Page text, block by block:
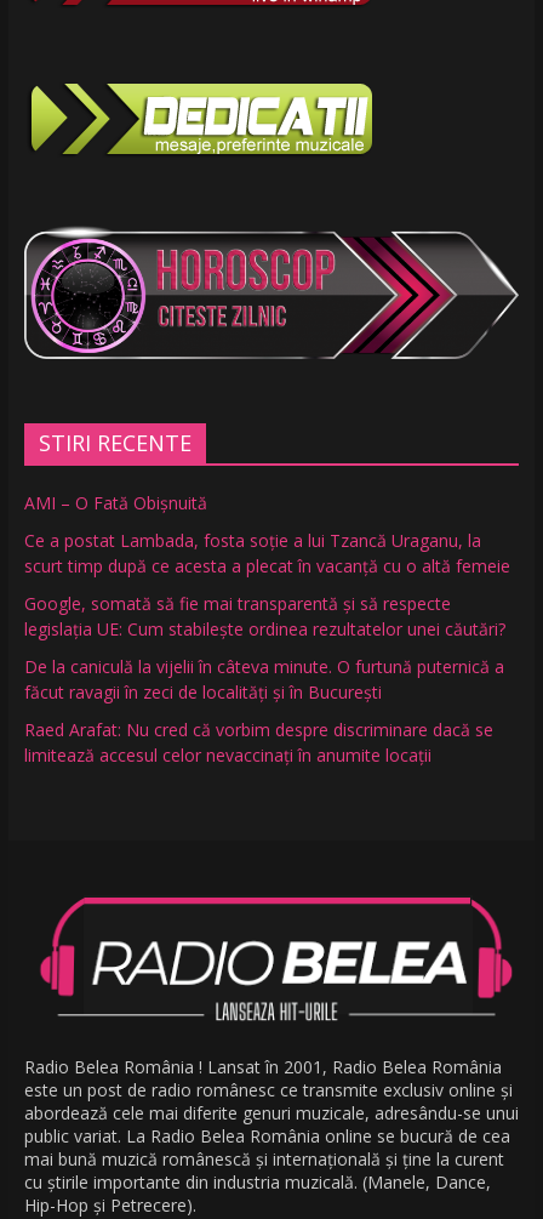
STIRI RECENTE
AMI – O Fată Obişnuită
Ce a postat Lambada, fosta soție a lui Tzancă Uraganu, la
scurt timp după ce acesta a plecat în vacanță cu o altă femeie
Google, somată să fie mai transparentă și să respecte
legislația UE: Cum stabilește ordinea rezultatelor unei căutări?
De la caniculă la vijelii în câteva minute. O furtună puternică a
făcut ravagii în zeci de localități și în București
Raed Arafat: Nu cred că vorbim despre discriminare dacă se
limitează accesul celor nevaccinați în anumite locații
Radio Belea România ! Lansat în 2001, Radio Belea România
este un post de radio românesc ce transmite exclusiv online și
abordează cele mai diferite genuri muzicale, adresându-se unui
public variat. La Radio Belea România online se bucură de cea
mai bună muzică românescă și internațională și ține la curent
cu știrile importante din industria muzicală. (Manele, Dance,
Hip-Hop și Petrecere).